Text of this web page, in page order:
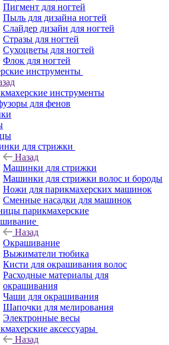
Пигмент для ногтей
Пыль для дизайна ногтей
Слайдер дизайн для ногтей
Стразы для ногтей
Сухоцветы для ногтей
Флок для ногтей
инструменты
инструменты
для фенов
для стрижки
Назад
Машинки для стрижки
Машинки для стрижки волос и бороды
Ножи для парикмахерских машинок
Сменные насадки для машинок
парикмахерские
Назад
Окрашивание
Выжиматели тюбика
Кисти для окрашивания волос
Расходные материалы для
окрашивания
Чаши для окрашивания
Шапочки для мелирования
Электронные весы
аксессуары
Назад